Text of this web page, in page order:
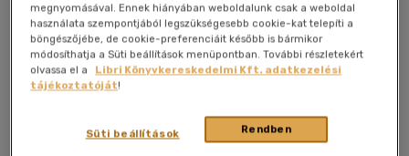
Kívánságlistához adom
papír / puha kötés
megnyomásával. Ennek hiányában weboldalunk csak a weboldal
használata szempontjából legszükségesebb cookie-kat telepíti a
böngészőjébe, de cookie-preferenciáit később is bármikor
módosíthatja a Süti beállítások menüpontban. További részletekért
olvassa el a
Libri Könyvkereskedelmi Kft. adatkezelési
tájékoztatóját!
Rendben
Süti beállítások